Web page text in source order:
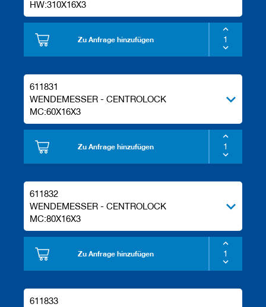
HW:310X16X3
Zu Anfrage hinzufügen
611831
WENDEMESSER - CENTROLOCK
MC:60X16X3
Zu Anfrage hinzufügen
611832
WENDEMESSER - CENTROLOCK
MC:80X16X3
Zu Anfrage hinzufügen
611833